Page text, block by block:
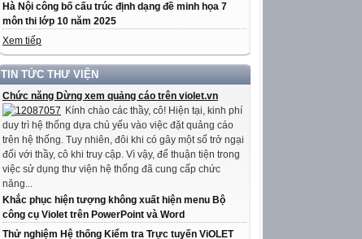
Hà Nội công bố cấu trúc định dạng đề minh họa 7
môn thi lớp 10 năm 2025
Xem tiếp
TIN TỨC THƯ VIỆN
Chức năng Dừng xem quảng cáo trên violet.vn
Kính chào các thầy, cô! Hiện tại, kinh phí
duy trì hệ thống dựa chủ yếu vào việc đặt quảng cáo
trên hệ thống. Tuy nhiên, đôi khi có gây một số trở ngại
đối với thầy, cô khi truy cập. Vì vậy, để thuận tiện trong
việc sử dụng thư viện hệ thống đã cung cấp chức
năng...
Khắc phục hiện tượng không xuất hiện menu Bộ
công cụ Violet trên PowerPoint và Word
Thử nghiệm Hệ thống Kiểm tra Trực tuyến ViOLET